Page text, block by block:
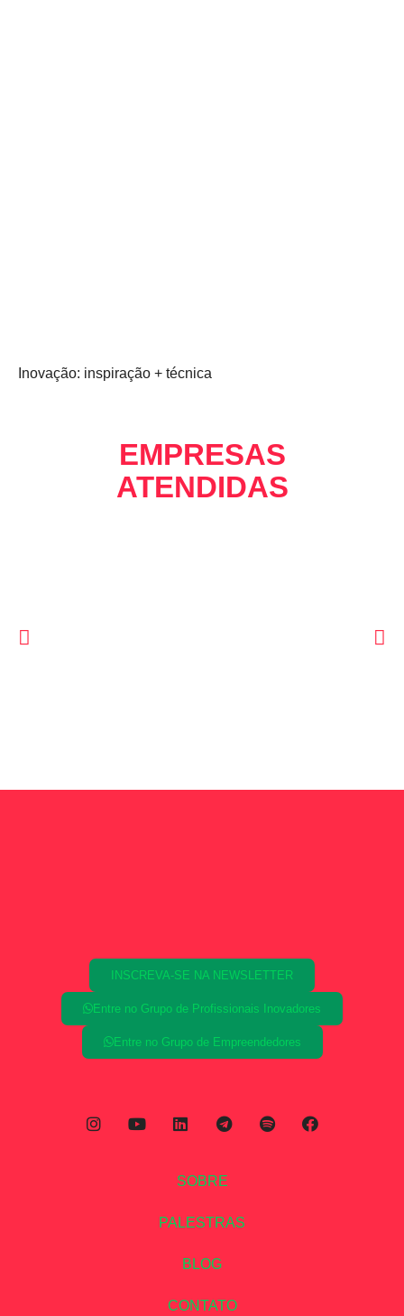
Inovação: inspiração + técnica
EMPRESAS
ATENDIDAS
INSCREVA-SE NA NEWSLETTER
Entre no Grupo de Profissionais Inovadores
Entre no Grupo de Empreendedores
SOBRE
PALESTRAS
BLOG
CONTATO